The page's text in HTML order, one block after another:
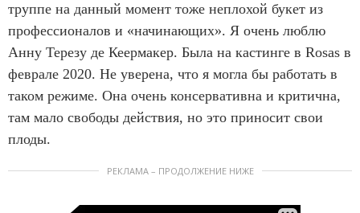
труппе на данный момент тоже неплохой букет из
профессионалов и «начинающих». Я очень люблю
Анну Терезу де Кеермакер. Была на кастинге в Rosas в
феврале 2020. Не уверена, что я могла бы работать в
таком режиме. Она очень консервативна и критична,
там мало свободы действия, но это приносит свои
плоды.
РЕКЛАМА – ПРОДОЛЖЕНИЕ НИЖЕ